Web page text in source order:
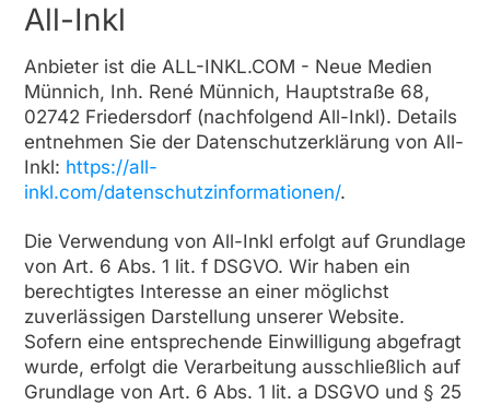
All-Inkl
Anbieter ist die ALL-INKL.COM - Neue Medien
Münnich, Inh. René Münnich, Hauptstraße 68,
02742 Friedersdorf (nachfolgend All-Inkl). Details
entnehmen Sie der Datenschutzerklärung von All-
Inkl: https://all-
inkl.com/datenschutzinformationen/.
Die Verwendung von All-Inkl erfolgt auf Grundlage
von Art. 6 Abs. 1 lit. f DSGVO. Wir haben ein
berechtigtes Interesse an einer möglichst
zuverlässigen Darstellung unserer Website.
Sofern eine entsprechende Einwilligung abgefragt
wurde, erfolgt die Verarbeitung ausschließlich auf
Grundlage von Art. 6 Abs. 1 lit. a DSGVO und § 25